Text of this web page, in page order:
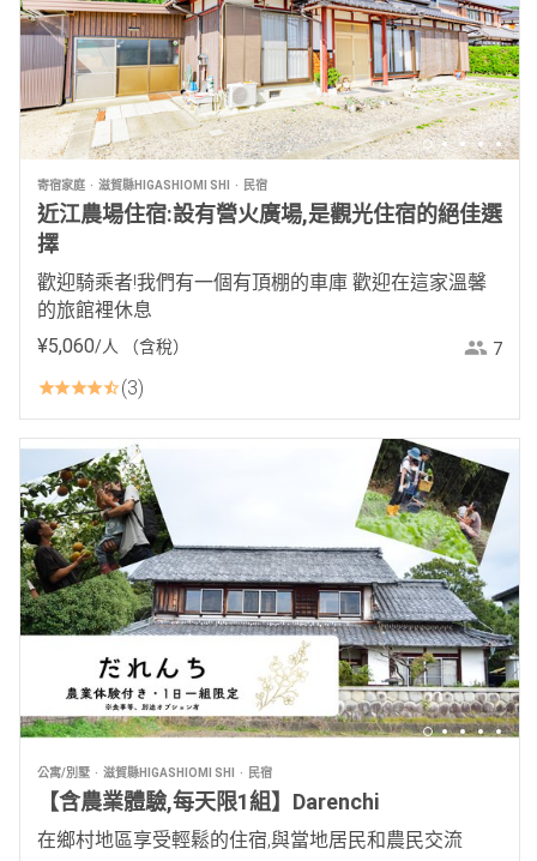
寄宿家庭 滋賀縣HIGASHIOMI SHI 民宿
近江農場住宿:設有營火廣場,是觀光住宿的絕佳選
擇
歡迎騎乘者!我們有一個有頂棚的車庫 歡迎在這家溫馨
的旅館裡休息
¥5,060/人 （含稅） 7
3
公寓/別墅 滋賀縣HIGASHIOMI SHI 民宿
【含農業體驗,每天限1組】Darenchi
在鄉村地區享受輕鬆的住宿,與當地居民和農民交流